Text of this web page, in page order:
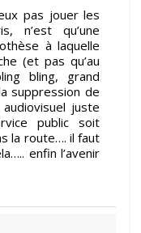
pas jouer les
n’est qu’une
à laquelle
(et pas qu’au
bling, grand
suppression de
juste
public soit
la route…. il faut
enfin l’avenir